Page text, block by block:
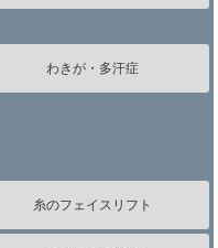
わきが・多汗症
糸のフェイスリフト